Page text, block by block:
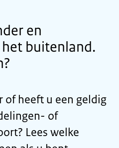
en
buitenland.
of heeft u een geldig
of
Lees welke